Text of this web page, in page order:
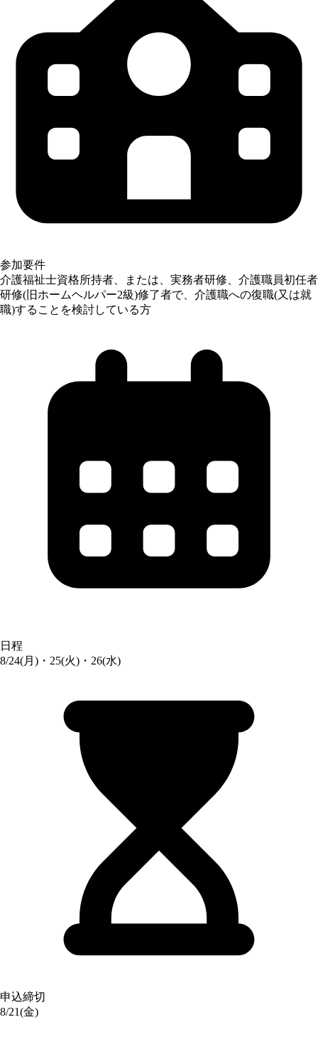
参加要件
介護福祉士資格所持者、または、実務者研修、介護職員初任者
研修(旧ホームヘルパー2級)修了者で、介護職への復職(又は就
職)することを検討している方
日程
8/24(月)・25(火)・26(水)
申込締切
8/21(金)